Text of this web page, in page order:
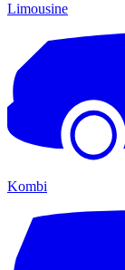
Limousine
Kombi